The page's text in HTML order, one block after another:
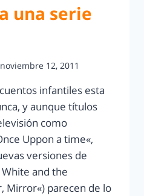
una serie
noviembre 12, 2011
infantiles esta
y aunque títulos
como
Uppon a time«,
versiones de
White and the
Mirror«) parecen de lo